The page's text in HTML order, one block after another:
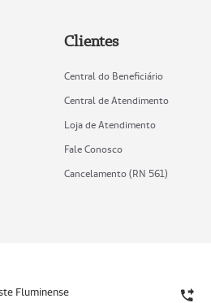
Clientes
Central do Beneficiário
Central de Atendimento
Loja de Atendimento
Fale Conosco
Cancelamento (RN 561)
Fluminense